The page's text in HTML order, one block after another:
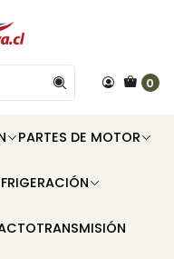
0
PARTES DE MOTOR
TRANSMISIÓN